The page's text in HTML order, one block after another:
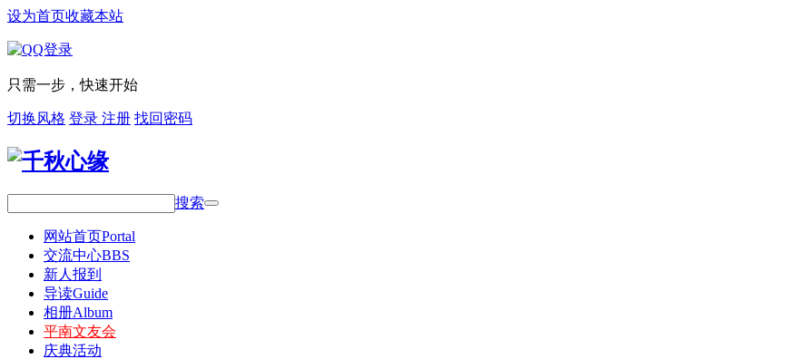
设为首页收藏本站
只需一步，快速开始
切换风格 登录 注册 找回密码
搜索
网站首页Portal
交流中心BBS
新人报到
导读Guide
相册Album
平南文友会
庆典活动